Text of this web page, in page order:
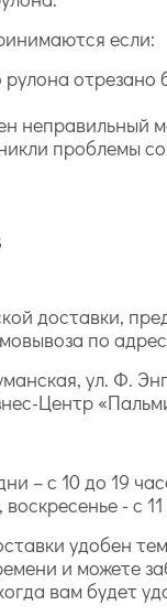
если:
рулона отрезано
неправильный
проблемы
доставки,
по
ул. Ф.
Центр
– с 10 до 19
воскресенье - с
удобен
и можете
вам будет